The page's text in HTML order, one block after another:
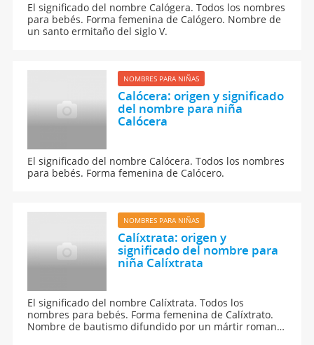
El significado del nombre Calógera. Todos los nombres
para bebés. Forma femenina de Calógero. Nombre de
un santo ermitaño del siglo V.
NOMBRES PARA NIÑAS
Calócera: origen y significado
del nombre para niña
Calócera
El significado del nombre Calócera. Todos los nombres
para bebés. Forma femenina de Calócero.
NOMBRES PARA NIÑAS
Calíxtrata: origen y
significado del nombre para
niña Calíxtrata
El significado del nombre Calíxtrata. Todos los
nombres para bebés. Forma femenina de Calíxtrato.
Nombre de bautismo difundido por un mártir romano